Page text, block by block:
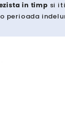
in timp si
perioada